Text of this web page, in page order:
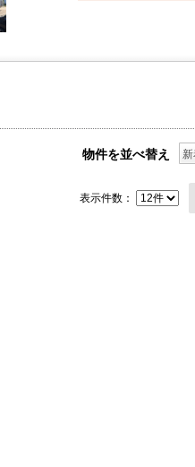
物件を並べ替え
表示件数：